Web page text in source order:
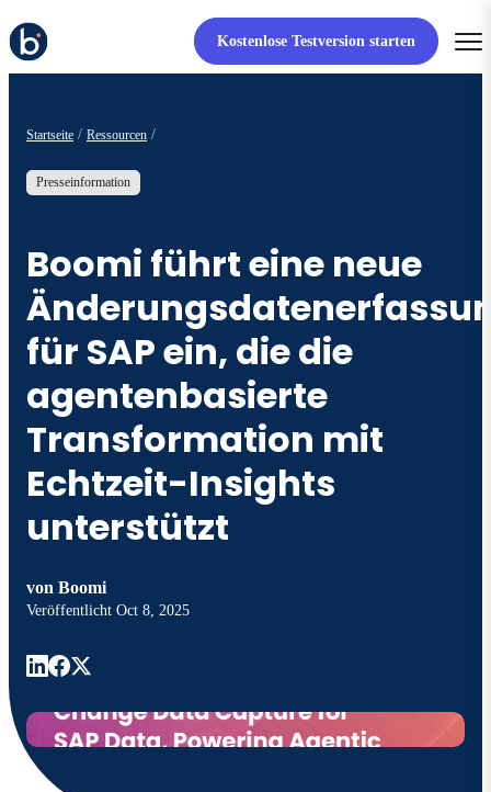
Kostenlose Testversion starten
Startseite Ressourcen
Presseinformation
Boomi führt eine neue
für SAP ein, die die
agentenbasierte
Transformation mit
Echtzeit-Insights
unterstützt
von Boomi
Veröffentlicht Oct 8, 2025